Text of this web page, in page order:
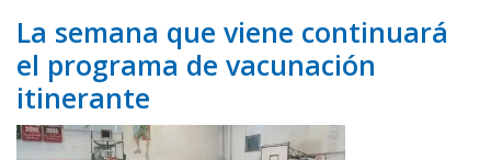
La semana que viene continuará
el programa de vacunación
itinerante